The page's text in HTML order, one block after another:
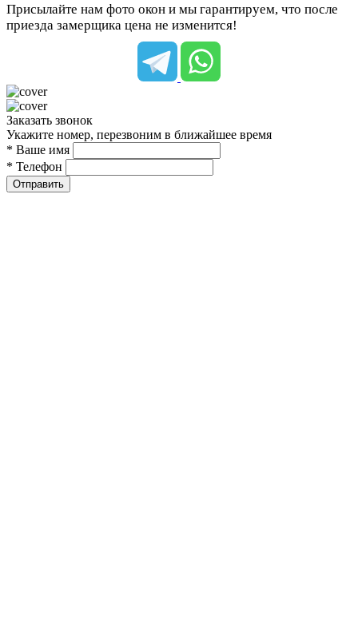
Присылайте нам фото окон и мы гарантируем, что после
приезда замерщика цена не изменится!
Заказать звонок
Укажите номер, перезвоним в ближайшее время
* Ваше имя
* Телефон
Отправить